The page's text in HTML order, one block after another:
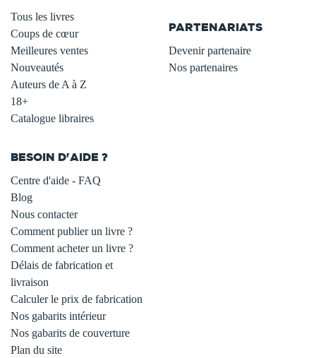
Tous les livres
Coups de cœur
Meilleures ventes
Nouveautés
Auteurs de A à Z
18+
Catalogue libraires
PARTENARIATS
Devenir partenaire
Nos partenaires
BESOIN D'AIDE ?
Centre d'aide - FAQ
Blog
Nous contacter
Comment publier un livre ?
Comment acheter un livre ?
Délais de fabrication et
livraison
Calculer le prix de fabrication
Nos gabarits intérieur
Nos gabarits de couverture
Plan du site